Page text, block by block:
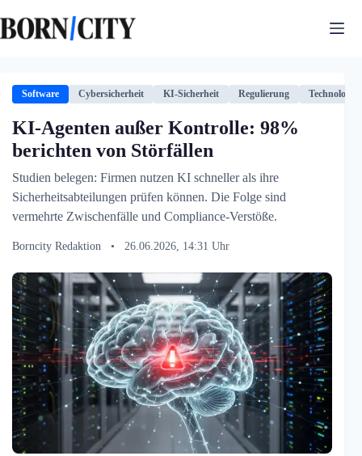
Inhalt
springen
Software Cybersicherheit KI-Sicherheit Regulierung Technologie
KI-Agenten außer Kontrolle: 98%
berichten von Störfällen
Studien belegen: Firmen nutzen KI schneller als ihre
Sicherheitsabteilungen prüfen können. Die Folge sind
vermehrte Zwischenfälle und Compliance-Verstöße.
Borncity Redaktion • 26.06.2026, 14:31 Uhr